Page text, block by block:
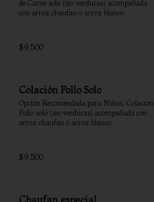
de Carne sola (sin verduras) acompañada
con arroz chaufan o arroz blanco.
$9.500
Colación Pollo Solo
Opción Recomendada para Niños. Colación
Pollo solo (sin verduras) acompañada con
arroz chaufan ó arroz blanco
$9.500
Chaufan especial